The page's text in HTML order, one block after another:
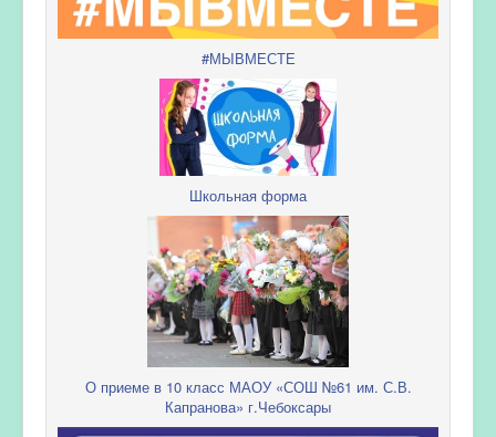
#МЫВМЕСТЕ
Школьная форма
О приеме в 10 класс МАОУ «СОШ №61 им. С.В.
Капранова» г.Чебоксары